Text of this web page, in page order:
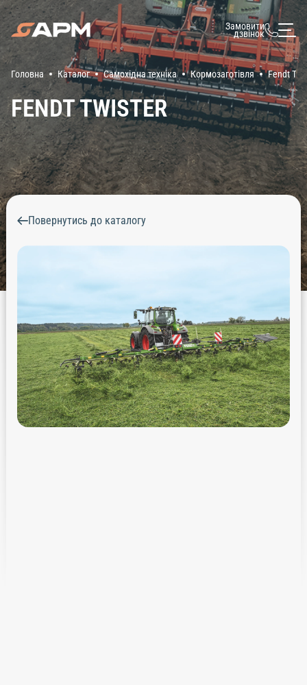
Замовити
дзвінок
Головна Каталог Самохідна техніка Кормозаготівля Fendt
FENDT TWISTER
Повернутись до каталогу